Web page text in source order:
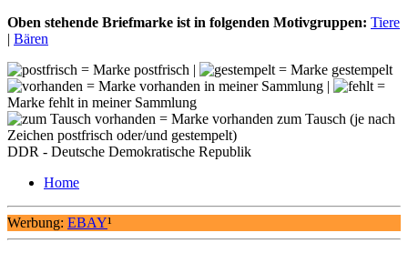
Oben stehende Briefmarke ist in folgenden Motivgruppen: Tiere
| Bären
= Marke postfrisch |
= Marke gestempelt
= Marke vorhanden in meiner Sammlung |
=
Marke fehlt in meiner Sammlung
= Marke vorhanden zum Tausch (je nach
Zeichen postfrisch oder/und gestempelt)
DDR - Deutsche Demokratische Republik
Home
Werbung: EBAY¹